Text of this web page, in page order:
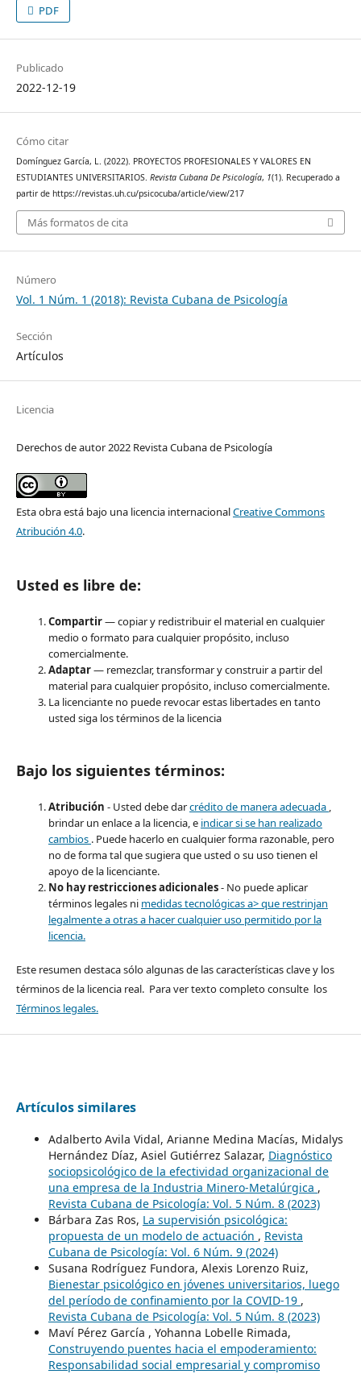
PDF
Publicado
2022-12-19
Cómo citar
Domínguez García, L. (2022). PROYECTOS PROFESIONALES Y VALORES EN
ESTUDIANTES UNIVERSITARIOS. Revista Cubana De Psicología, 1(1). Recuperado a
partir de https://revistas.uh.cu/psicocuba/article/view/217
Más formatos de cita
Número
Vol. 1 Núm. 1 (2018): Revista Cubana de Psicología
Sección
Artículos
Licencia
Derechos de autor 2022 Revista Cubana de Psicología
Esta obra está bajo una licencia internacionalCreative Commons
Atribución 4.0.
Usted es libre de:
Compartir— copiar y redistribuir el material en cualquier
medio o formato para cualquier propósito, incluso
comercialmente.
Adaptar— remezclar, transformar y construir a partir del
material para cualquier propósito, incluso comercialmente.
La licenciante no puede revocar estas libertades en tanto
usted siga los términos de la licencia
Bajo los siguientes términos:
Atribución - Usted debe darcrédito de manera adecuada ,
brindar un enlace a la licencia, e indicar si se han realizado
cambios . Puede hacerlo en cualquier forma razonable, pero
no de forma tal que sugiera que usted o su uso tienen el
apoyo de la licenciante.
No hay restricciones adicionales- No puede aplicar
términos legales ni medidas tecnológicas a> que restrinjan
legalmente a otras a hacer cualquier uso permitido por la
licencia.
Este resumen destaca sólo algunas de las características clave y los
términos de la licencia real. Para ver texto completo consulte los
Términos legales.
Artículos similares
Adalberto Avila Vidal, Arianne Medina Macías, Midalys
Hernández Díaz, Asiel Gutiérrez Salazar, Diagnóstico
sociopsicológico de la efectividad organizacional de
una empresa de la Industria Minero-Metalúrgica ,
Revista Cubana de Psicología: Vol. 5 Núm. 8 (2023)
Bárbara Zas Ros, La supervisión psicológica:
propuesta de un modelo de actuación , Revista
Cubana de Psicología: Vol. 6 Núm. 9 (2024)
Susana Rodríguez Fundora, Alexis Lorenzo Ruiz,
Bienestar psicológico en jóvenes universitarios, luego
del período de confinamiento por la COVID-19 ,
Revista Cubana de Psicología: Vol. 5 Núm. 8 (2023)
Maví Pérez García , Yohanna Lobelle Rimada,
Construyendo puentes hacia el empoderamiento:
Responsabilidad social empresarial y compromiso